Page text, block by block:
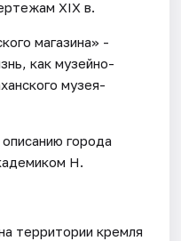
XIX в.
магазина» -
как музейно-
музея-
города
Н.
территории кремля